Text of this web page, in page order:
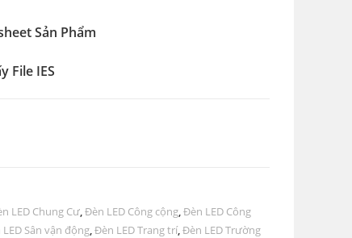
Sản Phẩm
File IES
LED Chung Cư,Đèn LED Công cộng,Đèn LED Công
Sân vận động,Đèn LED Trang trí,Đèn LED Trường